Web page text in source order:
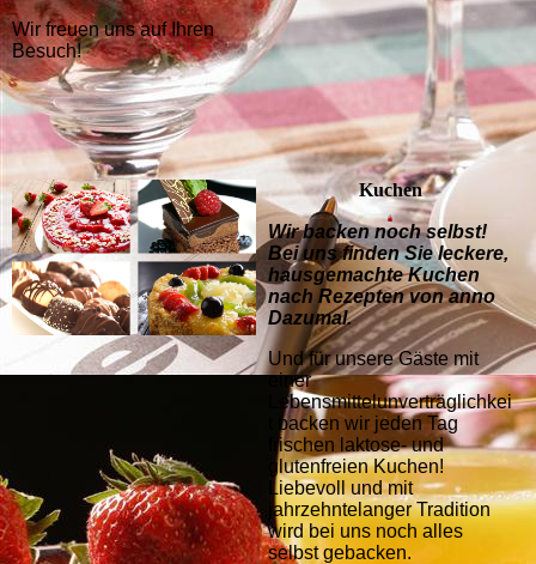
Wir freuen uns auf Ihren
Besuch!
Kuchen
Wir backen noch selbst!
Bei uns finden Sie leckere,
hausgemachte Kuchen
nach Rezepten von anno
Dazumal.
Und für unsere Gäste mit
einer
Lebensmittelunverträglichkei
t backen wir jeden Tag
frischen laktose- und
glutenfreien Kuchen!
Liebevoll und mit
jahrzehntelanger Tradition
wird bei uns noch alles
selbst gebacken.